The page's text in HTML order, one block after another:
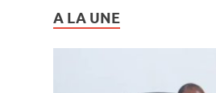
A LA UNE